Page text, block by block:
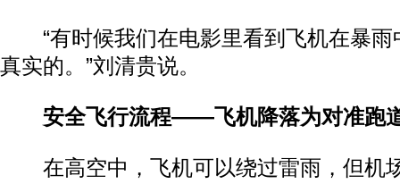
“有时候我们在电影里看到飞机在暴雨
真实的。”刘清贵说。
安全飞行流程——飞机降落为对准跑道
在高空中，飞机可以绕过雷雨，但机